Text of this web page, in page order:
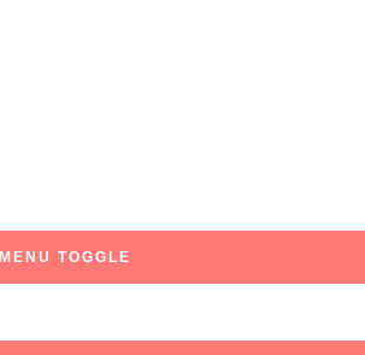
MENU TOGGLE